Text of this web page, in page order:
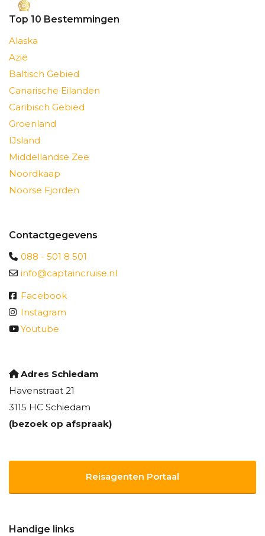
Top 10 Bestemmingen
Alaska
Azië
Baltisch Gebied
Canarische Eilanden
Caribisch Gebied
Groenland
IJsland
Middellandse Zee
Noordkaap
Noorse Fjorden
Contactgegevens
088 - 501 8 501
info@captaincruise.nl
Facebook
Instagram
Youtube
Adres Schiedam
Havenstraat 21
3115 HC Schiedam
(bezoek op afspraak)
Reisagenten Portaal
Handige links